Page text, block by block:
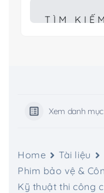
Xem danh mục
Home
Tài liệu
Phim bảo vệ &
Kỹ thuật thi công